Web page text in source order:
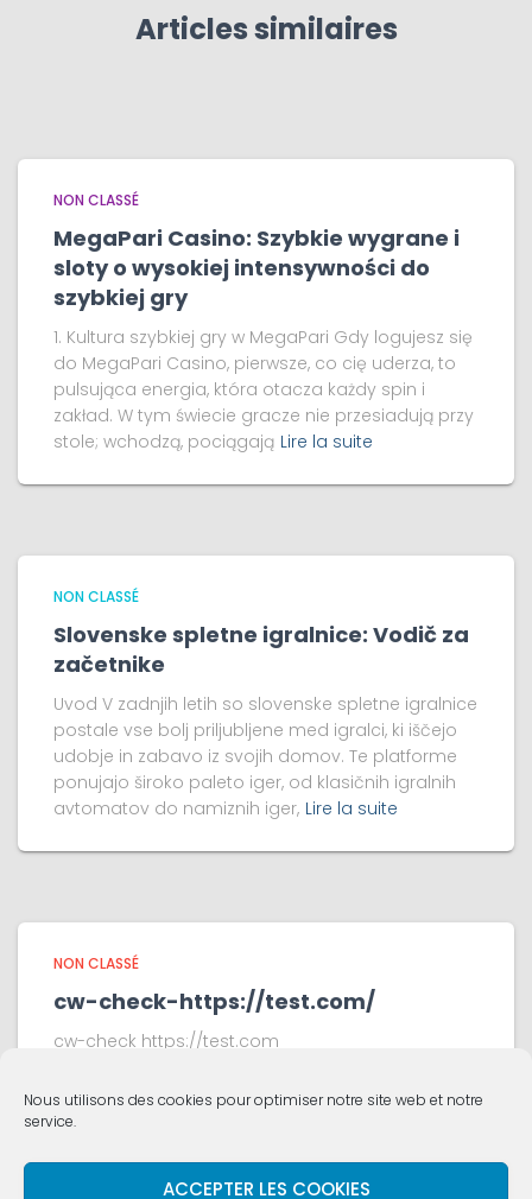
Nous utilisons des cookies pour optimiser notre site web et notre
service.
ACCEPTER LES COOKIES
Articles similaires
NON CLASSÉ
MegaPari Casino: Szybkie wygrane i
sloty o wysokiej intensywności do
szybkiej gry
1. Kultura szybkiej gry w MegaPari Gdy logujesz się
do MegaPari Casino, pierwsze, co cię uderza, to
pulsująca energia, która otacza każdy spin i
zakład. W tym świecie gracze nie przesiadują przy
stole; wchodzą, pociągają Lire la suite
NON CLASSÉ
Slovenske spletne igralnice: Vodič za
začetnike
Uvod V zadnjih letih so slovenske spletne igralnice
postale vse bolj priljubljene med igralci, ki iščejo
udobje in zabavo iz svojih domov. Te platforme
ponujajo široko paleto iger, od klasičnih igralnih
avtomatov do namiznih iger, Lire la suite
NON CLASSÉ
cw-check-https://test.com/
cw-check https://test.com
VIE DE L’ÉGLISE QUI SOMMES NOUS ?